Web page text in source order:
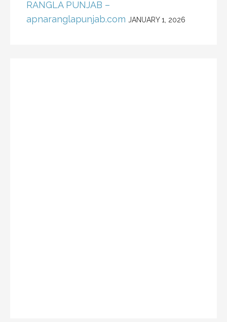
RANGLA PUNJAB –
apnaranglapunjab.com JANUARY 1, 2026